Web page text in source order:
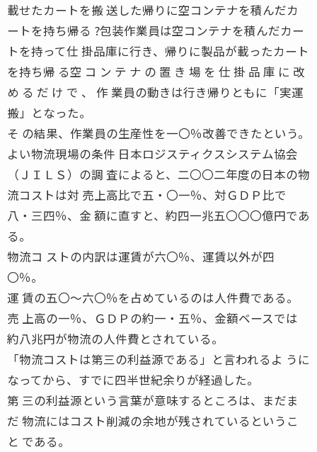
載せたカートを搬 送した帰りに空コンテナを積んだカ
ートを持ち帰る ?包装作業員は空コンテナを積んだカー
トを持って仕 掛品庫に行き、帰りに製品が載ったカート
を持ち帰 る空 コ ン テ ナ の 置 き 場 を 仕 掛 品 庫 に 改
め る だ け で 、 作 業員の動きは行き帰りともに「実運
搬」となった。
そ の結果、作業員の生産性を一〇％改善できたという。
よい物流現場の条件 日本ロジスティクスシステム協会
（ＪＩＬＳ）の調 査によると、二〇〇二年度の日本の物
流コストは対 売上高比で五・〇一％、対ＧＤＰ比で
八・三四％、金 額に直すと、約四一兆五〇〇〇億円であ
る。
物流コ ストの内訳は運賃が六〇％、運賃以外が四
〇％。
運 賃の五〇〜六〇％を占めているのは人件費である。
売 上高の一％、ＧＤＰの約一・五％、金額ベースでは
約八兆円が物流の人件費とされている。
「物流コストは第三の利益源である」と言われるよ うに
なってから、すでに四半世紀余りが経過した。
第 三の利益源という言葉が意味するところは、まだま
だ 物流にはコスト削減の余地が残されているというこ
と である。